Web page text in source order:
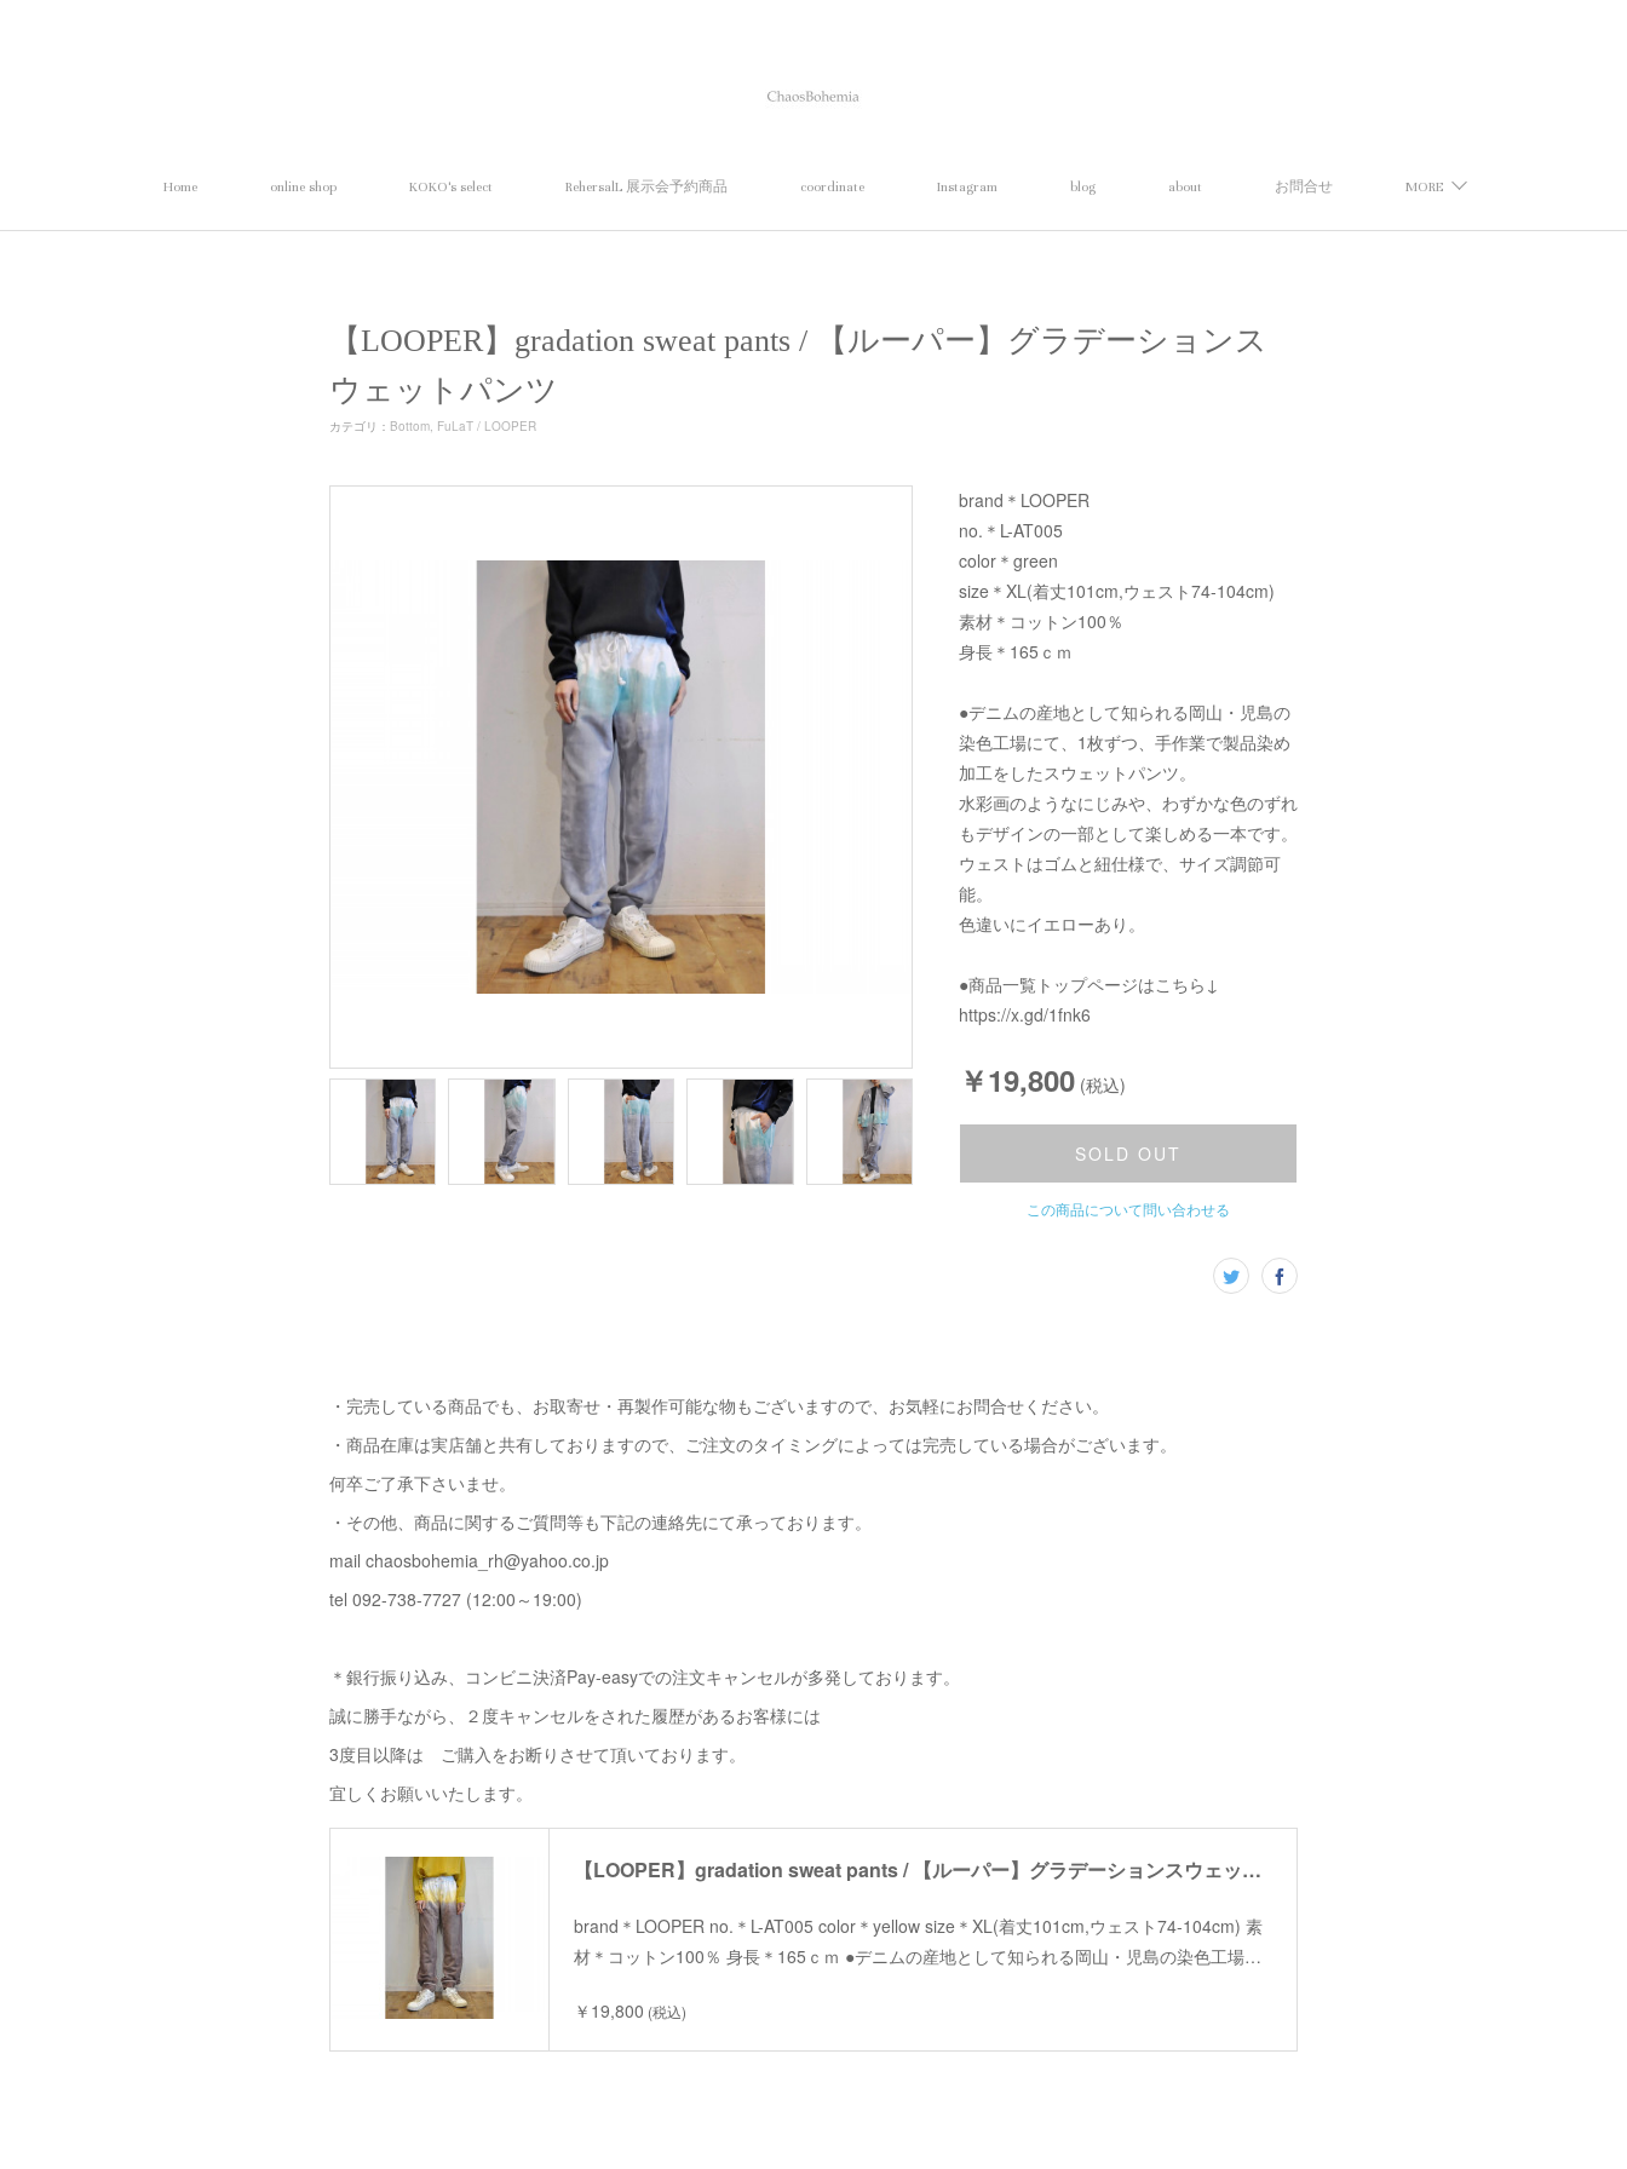
Home online shop KOKO's select RehersalL 展示会予約商品 coordinate Instagram blog about お問合せ MORE
【LOOPER】gradation sweat pants / 【ルーパー】グラデーションス
ウェットパンツ
カテゴリ ： Bottom FuLaT / LOOPER
brand＊LOOPER
no.＊L-AT005
color＊green
size＊XL(着丈101cm,ウェスト74-104cm)
素材＊コットン100％
身長＊165ｃｍ
●デニムの産地として知られる岡山・児島の
染色工場にて、1枚ずつ、手作業で製品染め
加工をしたスウェットパンツ。
水彩画のようなにじみや、わずかな色のずれ
もデザインの一部として楽しめる一本です。
ウェストはゴムと紐仕様で、サイズ調節可
能。
色違いにイエローあり。
●商品一覧トップページはこちら↓
https://x.gd/1fnk6
￥19,800 (税込)
SOLD OUT
この商品について問い合わせる
・完売している商品でも、お取寄せ・再製作可能な物もございますので、お気軽にお問合せください。
・商品在庫は実店舗と共有しておりますので、ご注文のタイミングによっては完売している場合がございます。
何卒ご了承下さいませ。
・その他、商品に関するご質問等も下記の連絡先にて承っております。
mail chaosbohemia_rh@yahoo.co.jp
tel 092-738-7727 (12:00～19:00)
＊銀行振り込み、コンビニ決済Pay-easyでの注文キャンセルが多発しております。
誠に勝手ながら、２度キャンセルをされた履歴があるお客様には
3度目以降は ご購入をお断りさせて頂いております。
宜しくお願いいたします。
【LOOPER】gradation sweat pants / 【ルーパー】グラデーションスウェットパンツ
brand＊LOOPER no.＊L-AT005 color＊yellow size＊XL(着丈101cm,ウェスト74-104cm) 素
材＊コットン100％ 身長＊165ｃｍ ●デニムの産地として知られる岡山・児島の染色工場…
￥19,800 (税込)